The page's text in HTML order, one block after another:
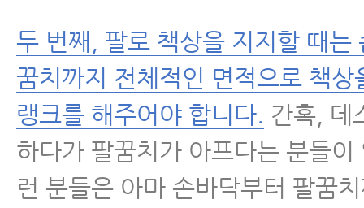
두 번째, 팔로 책상을 지지할 때는
꿈치까지 전체적인 면적으로 책상
랭크를 해주어야 합니다. 간혹, 데
하다가 팔꿈치가 아프다는 분들이
런 분들은 아마 손바닥부터 팔꿈